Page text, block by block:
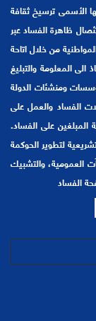
وطنية تأسست منذ اكتوبر 2019 هدفها الأسمى ترسيخ ثقافة
ظاهرة الفساد عبر
من خلال اتاحة
المعلومة والتبليغ
ومنشئات الدولة
الفساد والعمل على
المبلغين على الفساد.
لتطوير الحوكمة
العمومية، والتشبيك
الفساد